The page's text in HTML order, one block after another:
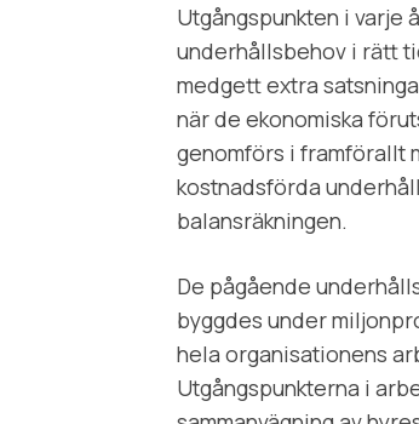
Utgångspunkten i varje
underhållsbehov i rätt
medgett extra
när de ekonomiska
genomförs i framförallt
kostnadsförda
balansräkningen.
De pågående
byggdes under
hela organisationens
Utgångspunkterna i